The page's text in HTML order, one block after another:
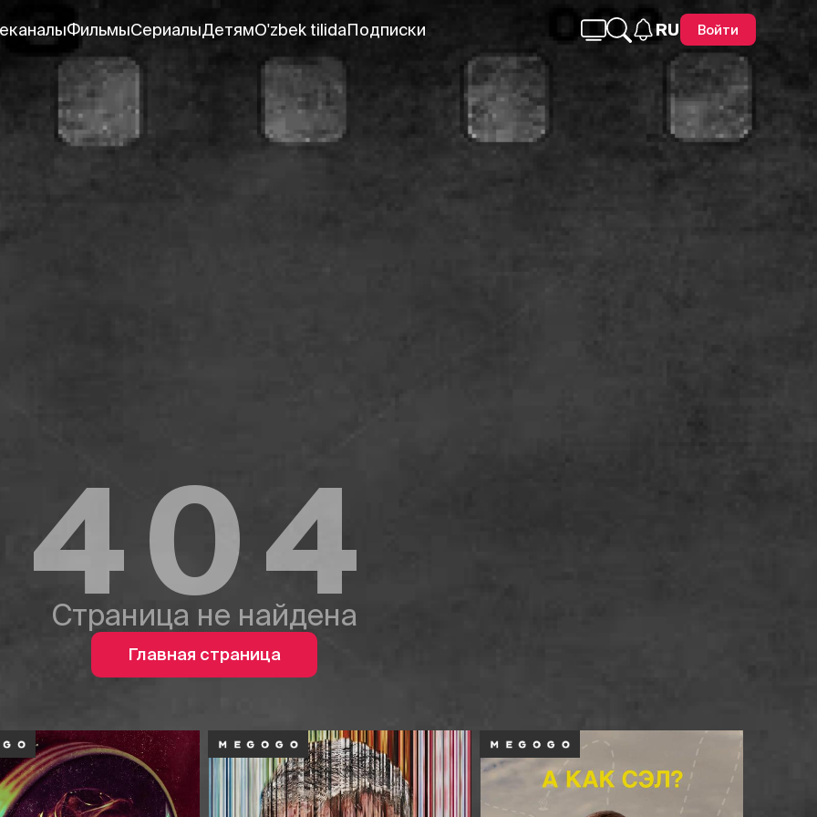
ФильмыСериалыДетямO'zbek tilidaПодписки RU Войти
404
Страница не найдена
Главная страница